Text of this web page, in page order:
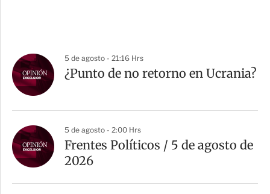
5 de agosto - 21:16 Hrs
¿Punto de no retorno en Ucrania?
5 de agosto - 2:00 Hrs
Frentes Políticos / 5 de agosto de
2026